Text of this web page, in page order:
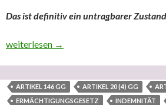
Das ist definitiv ein untragbarer
Tagesschau lügt! Behauptet, die
weiterlesen →
ARTIKEL 146 GG ARTIKEL 20 (4) GG
ERMÄCHTIGUNGSGESETZ
INDEMNITÄT